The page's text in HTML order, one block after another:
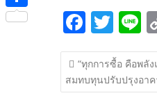
b
o
o
k
er
F
ac
e
b
T
w
itt
er
n
e
แนะแนว
เรื่อง
“ทุกการซื้อ คือพลั
สมทบทุนปรับปรุงอาค
o
t
n
o
S